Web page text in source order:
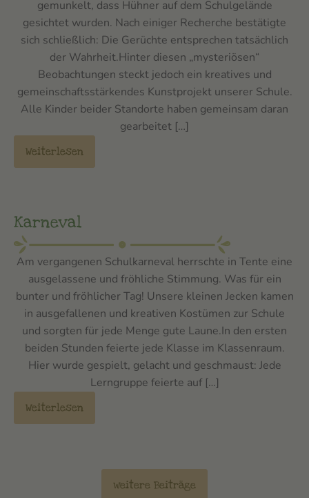
gemunkelt, dass Hühner auf dem Schulgelände
gesichtet wurden. Nach einiger Recherche bestätigte
sich schließlich: Die Gerüchte entsprechen tatsächlich
der Wahrheit.Hinter diesen „mysteriösen“
Beobachtungen steckt jedoch ein kreatives und
gemeinschaftsstärkendes Kunstprojekt unserer Schule.
Alle Kinder beider Standorte haben gemeinsam daran
gearbeitet […]
Weiterlesen
Karneval
Am vergangenen Schulkarneval herrschte in Tente eine
ausgelassene und fröhliche Stimmung. Was für ein
bunter und fröhlicher Tag! Unsere kleinen Jecken kamen
in ausgefallenen und kreativen Kostümen zur Schule
und sorgten für jede Menge gute Laune.In den ersten
beiden Stunden feierte jede Klasse im Klassenraum.
Hier wurde gespielt, gelacht und geschmaust: Jede
Lerngruppe feierte auf […]
Weiterlesen
weitere Beiträge